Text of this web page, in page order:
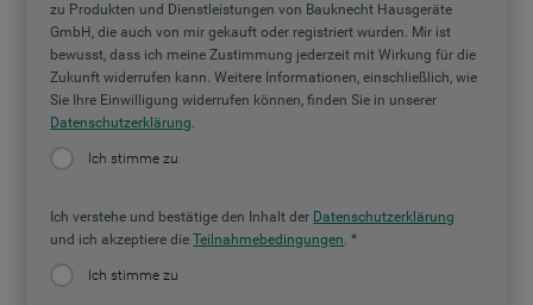
zu Produkten und Dienstleistungen von Bauknecht Hausgeräte
GmbH, die auch von mir gekauft oder registriert wurden. Mir ist
bewusst, dass ich meine Zustimmung jederzeit mit Wirkung für die
Zukunft widerrufen kann. Weitere Informationen, einschließlich, wie
Sie Ihre Einwilligung widerrufen können, finden Sie in unserer
Datenschutzerklärung.
Ich stimme zu
Ich verstehe und bestätige den Inhalt der Datenschutzerklärung
und ich akzeptiere dieTeilnahmebedingungen.
Ich stimme zu